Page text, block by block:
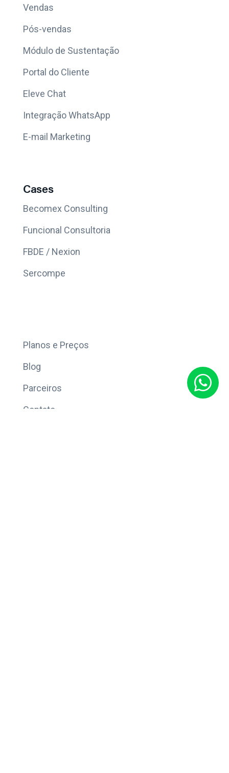
Vendas
Pós-vendas
Módulo de Sustentação
Portal do Cliente
Eleve Chat
Integração WhatsApp
E-mail Marketing
Cases
Becomex Consulting
Funcional Consultoria
FBDE / Nexion
Sercompe
Planos e Preços
Blog
Parceiros
Contato